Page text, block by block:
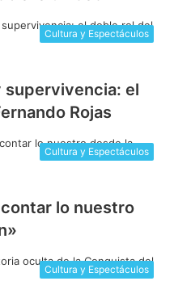
Cultura y Espectáculos
el
Rojas
Cultura y Espectáculos
lo nuestro
Cultura y Espectáculos